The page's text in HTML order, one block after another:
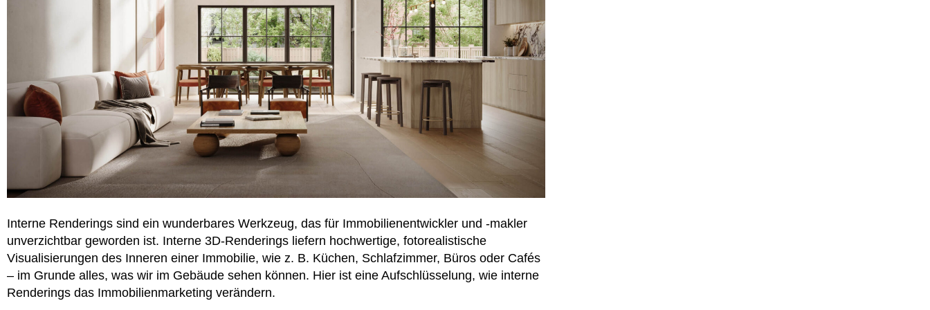
Interne Renderings sind ein wunderbares Werkzeug, das für Immobilienentwickler und -makler
unverzichtbar geworden ist. Interne 3D-Renderings liefern hochwertige, fotorealistische
Visualisierungen des Inneren einer Immobilie, wie z. B. Küchen, Schlafzimmer, Büros oder Cafés
– im Grunde alles, was wir im Gebäude sehen können. Hier ist eine Aufschlüsselung, wie interne
Renderings das Immobilienmarketing verändern.